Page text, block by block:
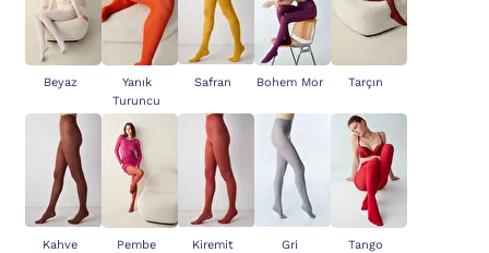
Beyaz
Yanık
Turuncu
Safran Bohem Mor Tarçın
Kahve
Pembe
Kiremit Gri
Tango